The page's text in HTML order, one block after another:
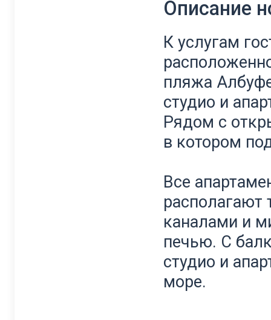
Описание
К услугам
пляжа
студио и
Рядом с
в котором
Все
располагают
каналами и
печью. С
студио и
море.